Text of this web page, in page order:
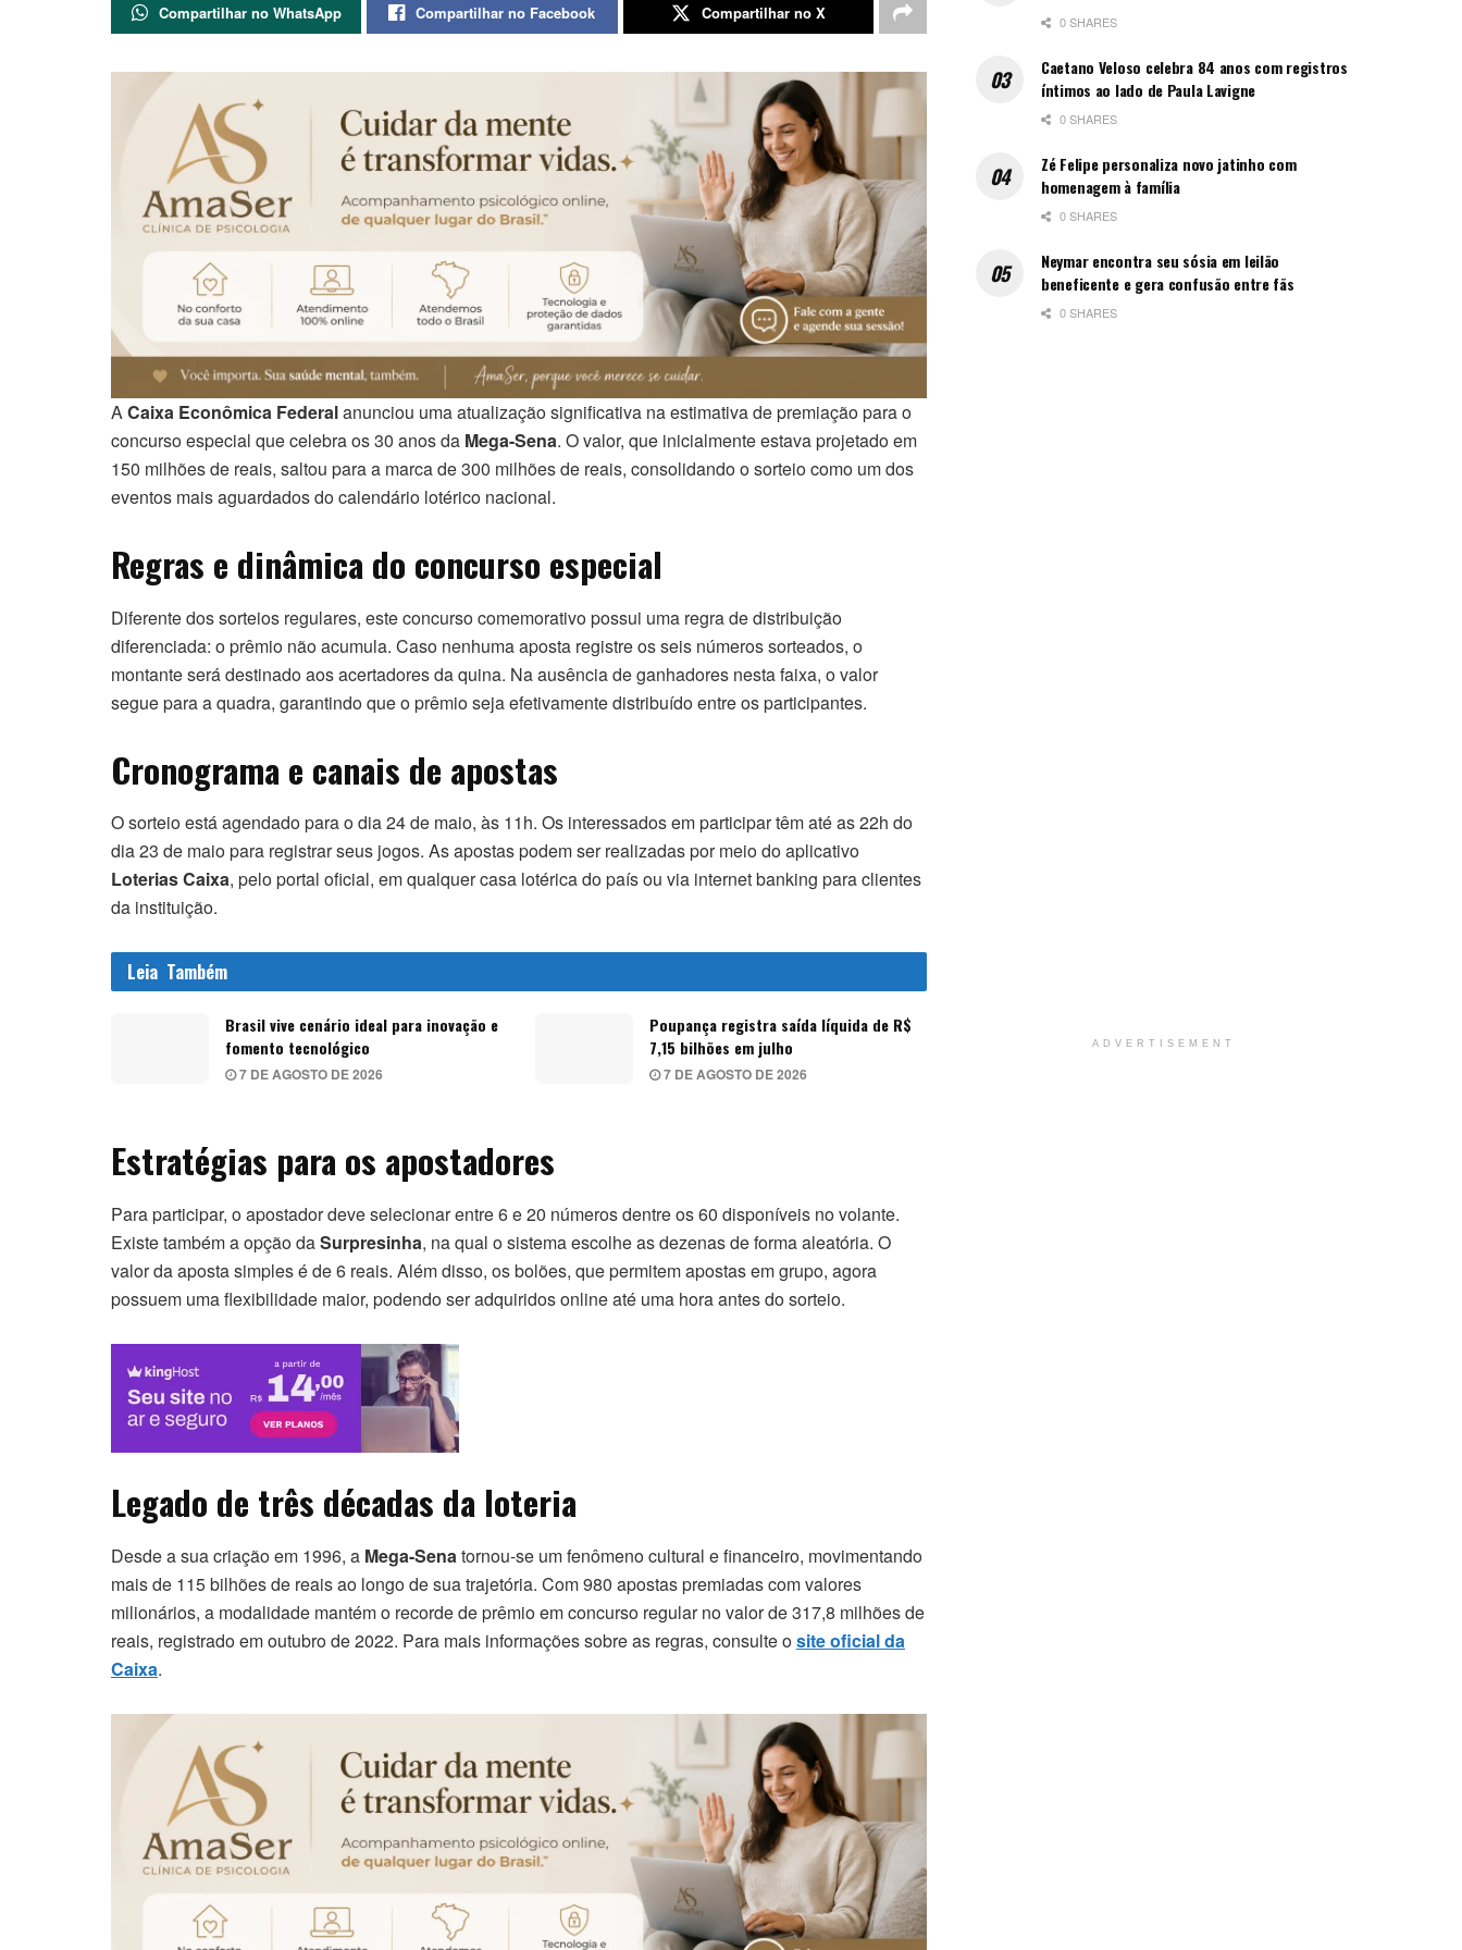
Compartilhar no WhatsApp Compartilhar no Facebook Compartilhar no X
ACaixa Econômica Federalanunciou uma atualização significativa na estimativa de premiação para o
concurso especial que celebra os 30 anos da Mega-Sena. O valor, que inicialmente estava projetado em
150 milhões de reais, saltou para a marca de 300 milhões de reais, consolidando o sorteio como um dos
eventos mais aguardados do calendário lotérico nacional.
Regras e dinâmica do concurso especial
Diferente dos sorteios regulares, este concurso comemorativo possui uma regra de distribuição
diferenciada: o prêmio não acumula. Caso nenhuma aposta registre os seis números sorteados, o
montante será destinado aos acertadores da quina. Na ausência de ganhadores nesta faixa, o valor
segue para a quadra, garantindo que o prêmio seja efetivamente distribuído entre os participantes.
Cronograma e canais de apostas
O sorteio está agendado para o dia 24 de maio, às 11h. Os interessados em participar têm até as 22h do
dia 23 de maio para registrar seus jogos. As apostas podem ser realizadas por meio do aplicativo
Loterias Caixa, pelo portal oficial, em qualquer casa lotérica do país ou via internet banking para clientes
da instituição.
Leia Também
Brasil vive cenário ideal para inovação e
fomento tecnológico
7 DE AGOSTO DE 2026
Poupança registra saída líquida de R$
7,15 bilhões em julho
7 DE AGOSTO DE 2026
Estratégias para os apostadores
Para participar, o apostador deve selecionar entre 6 e 20 números dentre os 60 disponíveis no volante.
Existe também a opção daSurpresinha, na qual o sistema escolhe as dezenas de forma aleatória. O
valor da aposta simples é de 6 reais. Além disso, os bolões, que permitem apostas em grupo, agora
possuem uma flexibilidade maior, podendo ser adquiridos online até uma hora antes do sorteio.
Legado de três décadas da loteria
Desde a sua criação em 1996, a Mega-Senatornou-se um fenômeno cultural e financeiro, movimentando
mais de 115 bilhões de reais ao longo de sua trajetória. Com 980 apostas premiadas com valores
milionários, a modalidade mantém o recorde de prêmio em concurso regular no valor de 317,8 milhões de
reais, registrado em outubro de 2022. Para mais informações sobre as regras, consulte osite oficial da
Caixa.
0 SHARES
Caetano Veloso celebra 84 anos com registros
íntimos ao lado de Paula Lavigne
0 SHARES
Zé Felipe personaliza novo jatinho com
homenagem à família
0 SHARES
Neymar encontra seu sósia em leilão
beneficente e gera confusão entre fãs
0 SHARES
ADVERTISEMENT